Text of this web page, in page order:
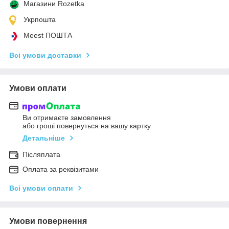
Магазини Rozetka
Укрпошта
Meest ПОШТА
Всі умови доставки
Умови оплати
Ви отримаєте замовлення
або гроші повернуться на вашу картку
Детальніше
Післяплата
Оплата за реквізитами
Всі умови оплати
Умови повернення